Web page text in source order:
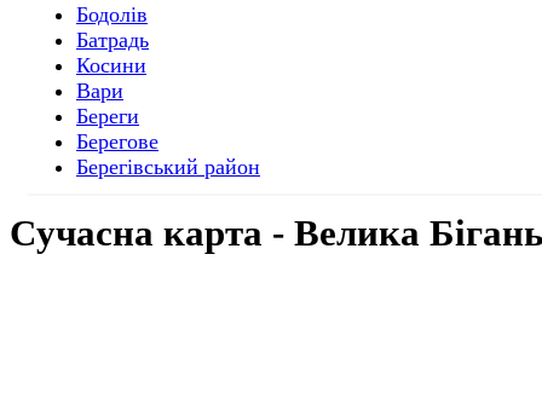
Бодолів
Батрадь
Косини
Вари
Береги
Берегове
Берегівський район
Cучасна карта - Велика Бігань